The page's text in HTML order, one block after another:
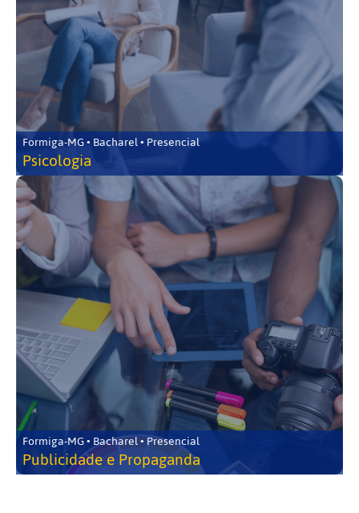
Formiga-MG • Bacharel • Presencial
Psicologia
Formiga-MG • Bacharel • Presencial
Publicidade e Propaganda